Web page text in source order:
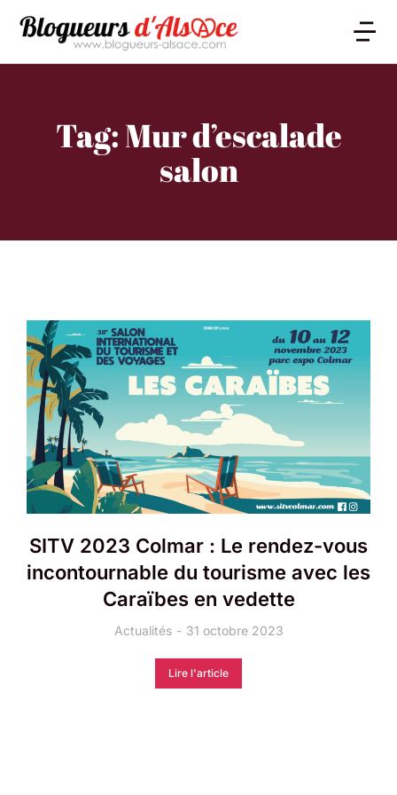
Tag: Mur d’escalade
salon
SITV 2023 Colmar : Le rendez-vous
incontournable du tourisme avec les
Caraïbes en vedette
Actualités 31 octobre 2023
Lire l'article